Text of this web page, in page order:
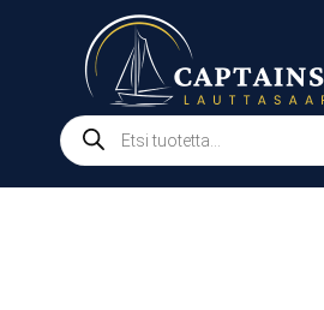
Products
search